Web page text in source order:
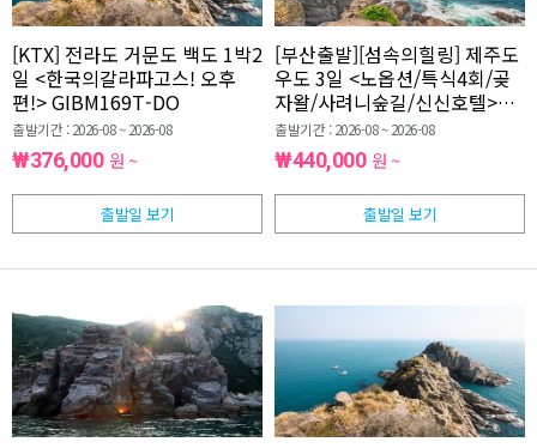
[KTX] 전라도 거문도 백도 1박2
일 <한국의갈라파고스! 오후
편!>GIBM169T-DO
출발기간 : 2026-08 ~ 2026-08
₩376,000 원 ~
출발일 보기
[부산출발][섬속의힐링] 제주도
우도 3일 <노옵션/특식4회/곶
자왈/사려니숲길/신신호텔>
GIBM165T-DO
출발기간 : 2026-08 ~ 2026-08
₩440,000 원 ~
출발일 보기